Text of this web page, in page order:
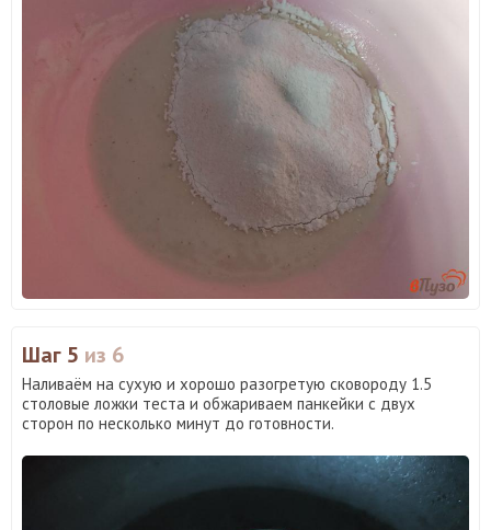
Шаг 5 из 6
Наливаём на сухую и хорошо разогретую сковороду 1.5
столовые ложки теста и обжариваем панкейки с двух
сторон по несколько минут до готовности.